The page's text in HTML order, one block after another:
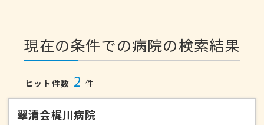
現在の条件での病院の検索結果
ヒット件数 2 件
翠清会梶川病院